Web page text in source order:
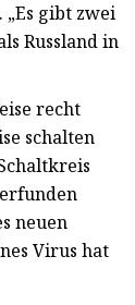
gibt zwei
Russland in
recht
schalten
neuen
Virus hat